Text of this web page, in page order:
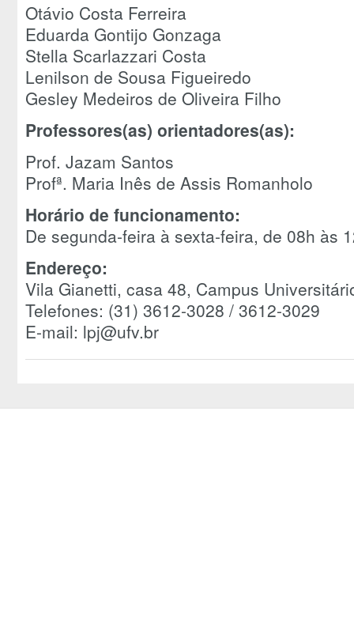
Otávio Costa Ferreira
Eduarda Gontijo Gonzaga
Stella Scarlazzari Costa
Lenilson de Sousa Figueiredo
Gesley Medeiros de Oliveira Filho
Professores(as) orientadores(as):
Prof. Jazam Santos
Profª. Maria Inês de Assis Romanholo
Horário de funcionamento:
De segunda-feira à sexta-feira, de 08h às
Endereço:
Vila Gianetti, casa 48, Campus
Telefones: (31) 3612-3028 / 3612-3029
E-mail: lpj@ufv.br